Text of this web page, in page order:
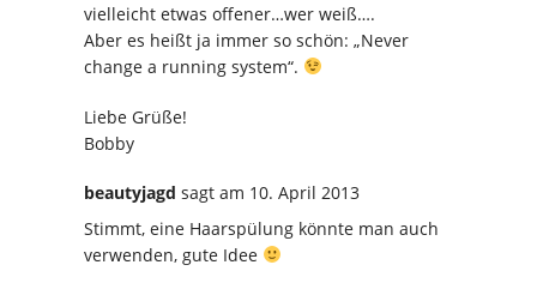
vielleicht etwas offener…wer weiß….
Aber es heißt ja immer so schön: „Never
change a running system“.
Liebe Grüße!
Bobby
beautyjagd sagt am 10. April 2013
Stimmt, eine Haarspülung könnte man auch
verwenden, gute Idee